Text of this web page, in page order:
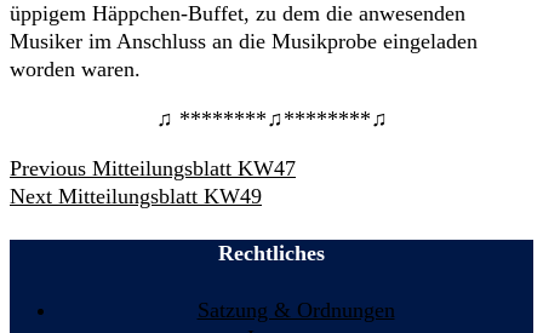
üppigem Häppchen-Buffet, zu dem die anwesenden
Musiker im Anschluss an die Musikprobe eingeladen
worden waren.
♫ ********♫********♫
Beitrags-
Navigation
Previous Previous
post:
Mitteilungsblatt KW47
Next Next
Mitteilungsblatt KW49
Rechtliches
Satzung & Ordnungen